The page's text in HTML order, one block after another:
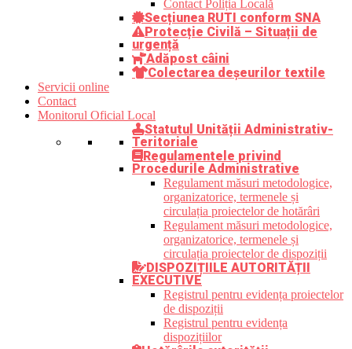
Contact Poliția Locală
Secțiunea RUTI conform SNA
Protecție Civilă – Situații de
urgență
Adăpost câini
Colectarea deșeurilor textile
Servicii online
Contact
Monitorul Oficial Local
Statutul Unității Administrativ-
Teritoriale
Regulamentele privind
Procedurile Administrative
Regulament măsuri metodologice,
organizatorice, termenele și
circulația proiectelor de hotărâri
Regulament măsuri metodologice,
organizatorice, termenele și
circulația proiectelor de dispoziții
DISPOZIȚIILE AUTORITĂȚII
EXECUTIVE
Registrul pentru evidența proiectelor
de dispoziții
Registrul pentru evidența
dispozițiilor